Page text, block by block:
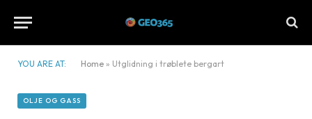
YOU ARE AT: Home » Utglidning i trøblete bergart
OLJE OG GASS